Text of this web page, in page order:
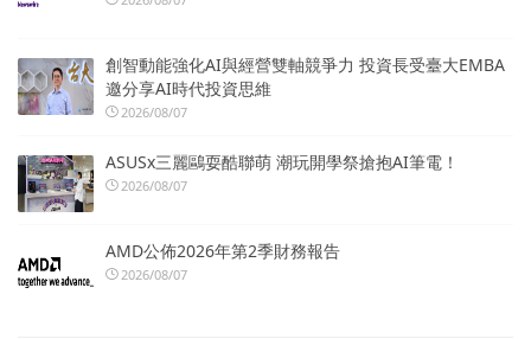
創智動能強化AI與經營雙軸競爭力 投資長受臺大EMBA
邀分享AI時代投資思維
2026/08/07
ASUSx三麗鷗耍酷聯萌 潮玩開學祭搶抱AI筆電！
2026/08/07
AMD公佈2026年第2季財務報告
2026/08/07